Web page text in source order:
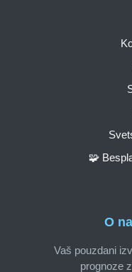
O
Vaš pouzdani
prognoze
🧩